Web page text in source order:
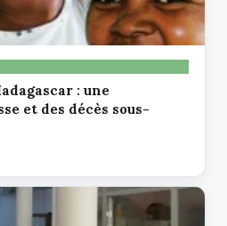
: une
et des décès sous-